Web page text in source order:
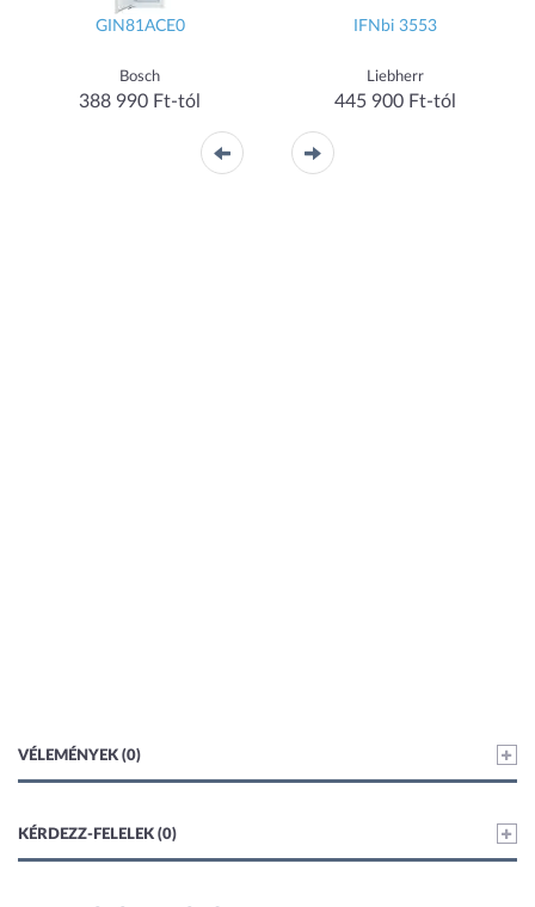
GIN81ACE0
Bosch
388 990 Ft-tól
IFNbi 3553
Liebherr
445 900 Ft-tól
VÉLEMÉNYEK (0)
KÉRDEZZ-FELELEK (0)